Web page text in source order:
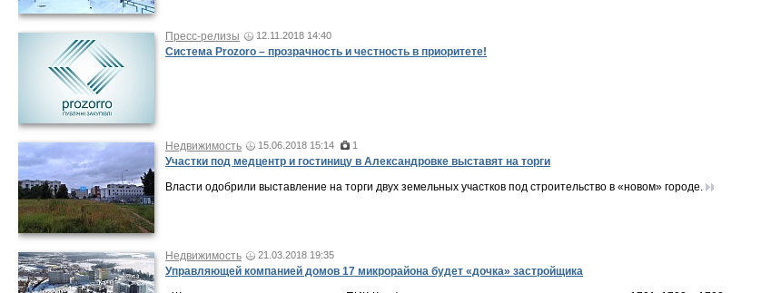
Пресс-релизы 12.11.2018 14:40
Система Prozoro – прозрачность и честность в приоритете!
Недвижимость 15.06.2018 15:14 1
Участки под медцентр и гостиницу в Александровке выставят на торги
Власти одобрили выставление на торги двух земельных участков под строительство в «новом» городе.
Недвижимость 21.03.2018 19:35
Управляющей компанией домов 17 микрорайона будет «дочка» застройщика